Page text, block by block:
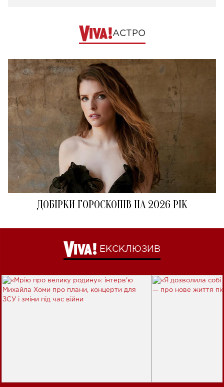
АСТРО
ДОБІРКИ ГОРОСКОПІВ НА 2026 РІК
ЕКСКЛЮЗИВ